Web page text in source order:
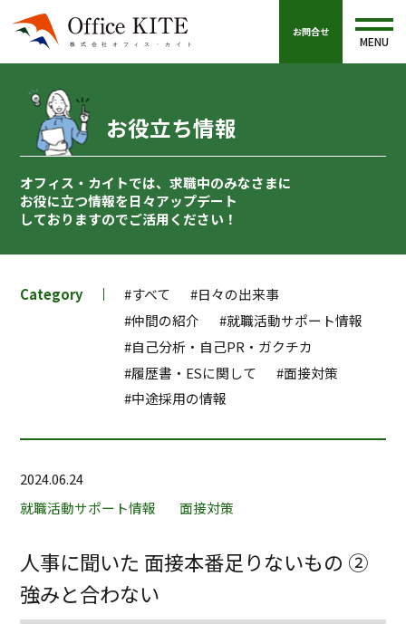
お問合せ
MENU
お役立ち情報
オフィス・カイトでは、求職中のみなさまに
お役に立つ情報を日々アップデート
しておりますのでご活用ください！
Category #すべて
#日々の出来事
#仲間の紹介
#就職活動サポート情報
#自己分析・自己PR・ガクチカ
#履歴書・ESに関して
#面接対策
#中途採用の情報
2024.06.24
就職活動サポート情報
面接対策
人事に聞いた 面接本番足りないもの ②
強みと合わない